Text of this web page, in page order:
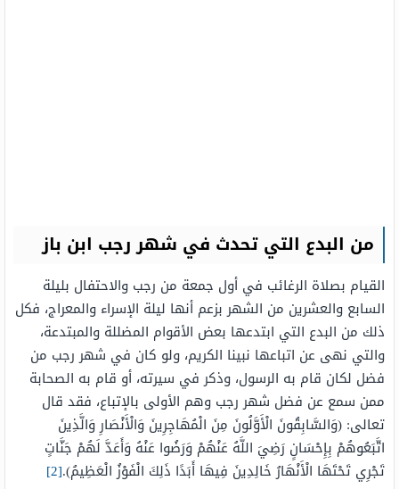
من البدع التي تحدث في شهر رجب ابن باز
القيام بصلاة الرغائب في أول جمعة من رجب والاحتفال بليلة
السابع والعشرين من الشهر بزعم أنها ليلة الإسراء والمعراج، فكل
ذلك من البدع التي ابتدعها بعض الأقوام المضللة والمبتدعة،
والتي نهى عن اتباعها نبينا الكريم، ولو كان في شهر رجب من
فضل لكان قام به الرسول، وذكر في سيرته، أو قام به الصحابة
ممن سمع عن فضل شهر رجب وهم الأولى بالإتباع، فقد قال
تعالى: (وَالسَّابِقُونَ الْأَوَّلُونَ مِنَ الْمُهَاجِرِينَ وَالْأَنْصَارِ وَالَّذِينَ
اتَّبَعُوهُمْ بِإِحْسَانٍ رَضِيَ اللَّهُ عَنْهُمْ وَرَضُوا عَنْهُ وَأَعَدَّ لَهُمْ جَنَّاتٍ
تَجْرِي تَحْتَهَا الْأَنْهَارُ خَالِدِينَ فِيهَا أَبَدًا ذَلِكَ الْفَوْزُ الْعَظِيمُ).[2]